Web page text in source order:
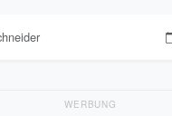
WERBUNG